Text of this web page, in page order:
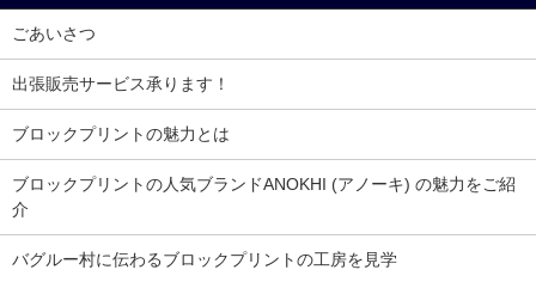
ごあいさつ
出張販売サービス承ります！
ブロックプリントの魅力とは
ブロックプリントの人気ブランドANOKHI (アノーキ) の魅力をご紹
介
バグルー村に伝わるブロックプリントの工房を見学